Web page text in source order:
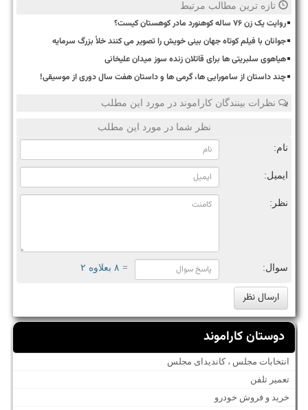
تازه ترین مطالب مرتبط
روایت یک زن ۷۶ ساله کوهنورد مادر کوهستان کیست؟
جوانان با فیلم کوتاه جهان بینی خویش را تصویر می کنند خلأ بزرگ سرمایه
هیاهوی سلبریتی ها برای قاتلان زنده سوز میدان علیخانی
چند داستان از سامورایی ها، گرمی ها و داستان هفت سال دوری از موسیقی!
نظرات بینندگان کاراموند در مورد این مطلب
نظر شما در مورد این مطلب
نام:
ایمیل:
نظر:
سوال: = ۸ بعلاوه ۲
دوستان کاراموند
انتخابات مجلس ، کاندیدای مجلس
تعمیر تلفن
خرید و فروش خودرو